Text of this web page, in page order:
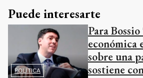
Puede interesarte
POLÍTICA
Para
económica
sobre una
sostiene